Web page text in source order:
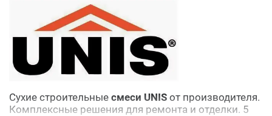
Сухие строительные смеси UNIS от производителя.
Комплексные решения для ремонта и отделки. 5